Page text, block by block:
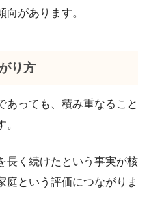
があります。
り方
あっても、積み重なること
長く続けたという事実が核
庭という評価につながりま